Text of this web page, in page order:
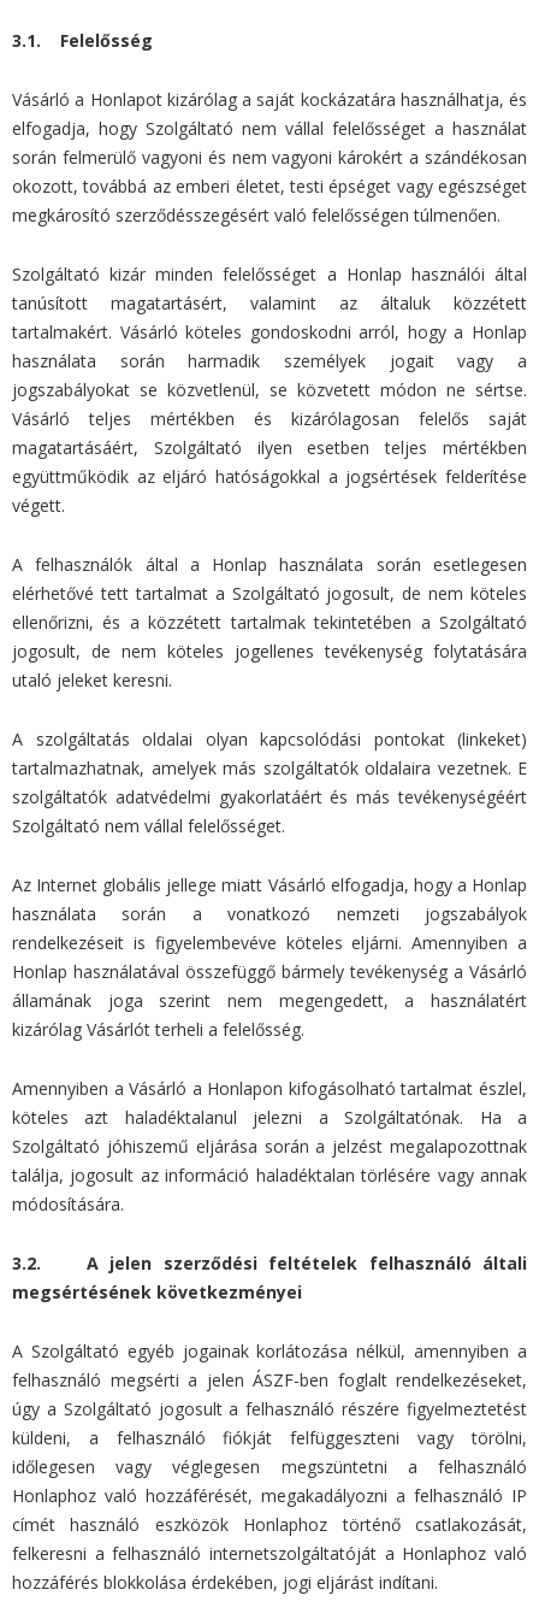
3.1. Felelősség
Vásárló a Honlapot kizárólag a saját kockázatára használhatja, és
elfogadja, hogy Szolgáltató nem vállal felelősséget a használat
során felmerülő vagyoni és nem vagyoni károkért a szándékosan
okozott, továbbá az emberi életet, testi épséget vagy egészséget
megkárosító szerződésszegésért való felelősségen túlmenően.
Szolgáltató kizár minden felelősséget a Honlap használói által
tanúsított magatartásért, valamint az általuk közzétett
tartalmakért. Vásárló köteles gondoskodni arról, hogy a Honlap
használata során harmadik személyek jogait vagy a
jogszabályokat se közvetlenül, se közvetett módon ne sértse.
Vásárló teljes mértékben és kizárólagosan felelős saját
magatartásáért, Szolgáltató ilyen esetben teljes mértékben
együttműködik az eljáró hatóságokkal a jogsértések felderítése
végett.
A felhasználók által a Honlap használata során esetlegesen
elérhetővé tett tartalmat a Szolgáltató jogosult, de nem köteles
ellenőrizni, és a közzétett tartalmak tekintetében a Szolgáltató
jogosult, de nem köteles jogellenes tevékenység folytatására
utaló jeleket keresni.
A szolgáltatás oldalai olyan kapcsolódási pontokat (linkeket)
tartalmazhatnak, amelyek más szolgáltatók oldalaira vezetnek. E
szolgáltatók adatvédelmi gyakorlatáért és más tevékenységéért
Szolgáltató nem vállal felelősséget.
Az Internet globális jellege miatt Vásárló elfogadja, hogy a Honlap
használata során a vonatkozó nemzeti jogszabályok
rendelkezéseit is figyelembevéve köteles eljárni. Amennyiben a
Honlap használatával összefüggő bármely tevékenység a Vásárló
államának joga szerint nem megengedett, a használatért
kizárólag Vásárlót terheli a felelősség.
Amennyiben a Vásárló a Honlapon kifogásolható tartalmat észlel,
köteles azt haladéktalanul jelezni a Szolgáltatónak. Ha a
Szolgáltató jóhiszemű eljárása során a jelzést megalapozottnak
találja, jogosult az információ haladéktalan törlésére vagy annak
módosítására.
3.2. A jelen szerződési feltételek felhasználó általi
megsértésének következményei
A Szolgáltató egyéb jogainak korlátozása nélkül, amennyiben a
felhasználó megsérti a jelen ÁSZF-ben foglalt rendelkezéseket,
úgy a Szolgáltató jogosult a felhasználó részére figyelmeztetést
küldeni, a felhasználó fiókját felfüggeszteni vagy törölni,
időlegesen vagy véglegesen megszüntetni a felhasználó
Honlaphoz való hozzáférését, megakadályozni a felhasználó IP
címét használó eszközök Honlaphoz történő csatlakozását,
felkeresni a felhasználó internetszolgáltatóját a Honlaphoz való
hozzáférés blokkolása érdekében, jogi eljárást indítani.